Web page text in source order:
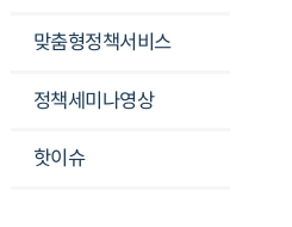
맞춤형정책서비스
정책세미나영상
핫이슈